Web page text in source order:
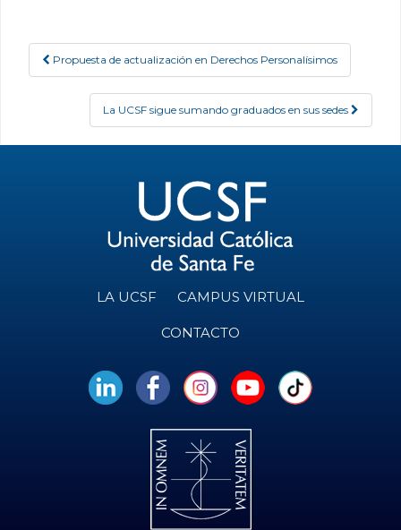
Post navigation
Propuesta de actualización en Derechos Personalísimos
La UCSF sigue sumando graduados en sus sedes
LA UCSF CAMPUS VIRTUAL
CONTACTO